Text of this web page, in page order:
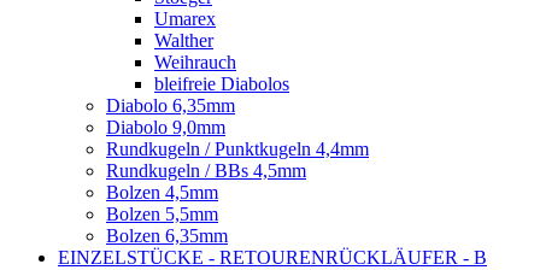
Umarex
Walther
Weihrauch
bleifreie Diabolos
Diabolo 6,35mm
Diabolo 9,0mm
Rundkugeln / Punktkugeln 4,4mm
Rundkugeln / BBs 4,5mm
Bolzen 4,5mm
Bolzen 5,5mm
Bolzen 6,35mm
EINZELSTÜCKE - RETOURENRÜCKLÄUFER - B